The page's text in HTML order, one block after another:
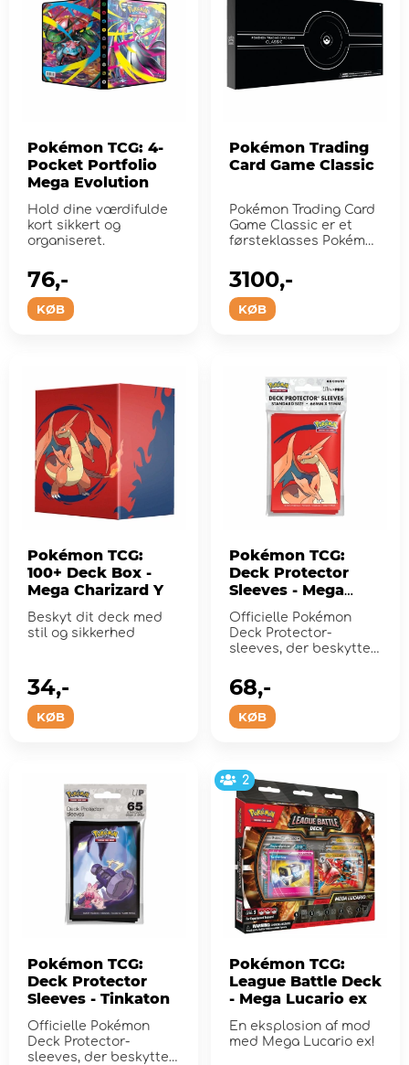
Pokémon TCG: 4-
Pocket Portfolio
Mega Evolution
Hold dine værdifulde
kort sikkert og
organiseret.
KØB
76,-
Pokémon Trading
Card Game Classic
Pokémon Trading Card
Game Classic er et
førsteklasses Pokémon
KØB
3100,-
Pokémon TCG:
100+ Deck Box -
Mega Charizard Y
Beskyt dit deck med
stil og sikkerhed
KØB
34,-
Pokémon TCG:
Deck Protector
Sleeves - Mega
Charizard Y
Officielle Pokémon
Deck Protector-
sleeves, der beskytter
under...
KØB
68,-
Pokémon TCG:
Deck Protector
Sleeves - Tinkaton
Officielle Pokémon
Deck Protector-
sleeves, der beskytter
2
Pokémon TCG:
League Battle Deck
- Mega Lucario ex
En eksplosion af mod
med Mega Lucario ex!